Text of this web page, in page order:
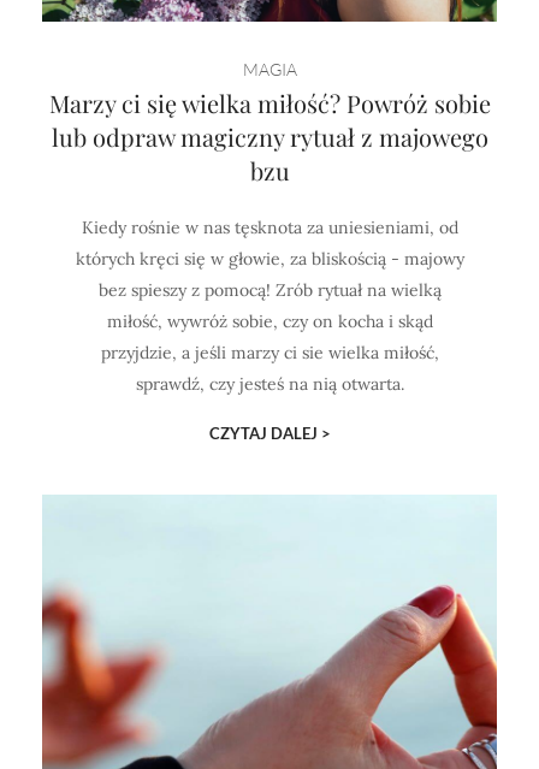
MAGIA
Marzy ci się wielka miłość? Powróż sobie
lub odpraw magiczny rytuał z majowego
bzu
Kiedy rośnie w nas tęsknota za uniesieniami, od
których kręci się w głowie, za bliskością - majowy
bez spieszy z pomocą! Zrób rytuał na wielką
miłość, wywróż sobie, czy on kocha i skąd
przyjdzie, a jeśli marzy ci sie wielka miłość,
sprawdź, czy jesteś na nią otwarta.
CZYTAJ DALEJ >